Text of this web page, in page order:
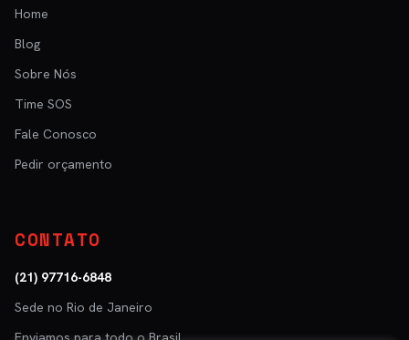
Home
Blog
Sobre Nós
Time SOS
Fale Conosco
Pedir orçamento
CONTATO
(21) 97716-6848
Sede no Rio de Janeiro